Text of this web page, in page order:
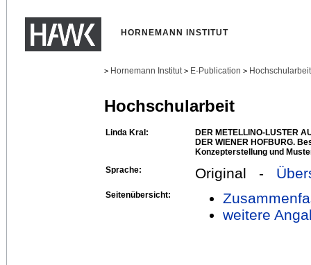
HORNEMANN INSTITUT
> Hornemann Institut > E-Publication >
Hochschularbeit
Linda Kral:
DER METELLINO-LUSTER
DER WIENER HOFBURG.
Konzepterstellung und
Sprache:
Original -
Seitenübersicht:
weitere